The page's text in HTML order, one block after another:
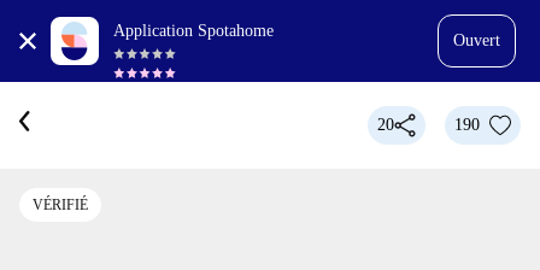
Application Spotahome
Ouvert
20 190
VÉRIFIÉ